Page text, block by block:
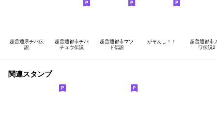
超普通県チバ伝
説
超普通都市チバ
チュウ伝説
超普通都市マツ
ド伝説
がそんし！！
超普通都市
ワ伝説2
関連スタンプ